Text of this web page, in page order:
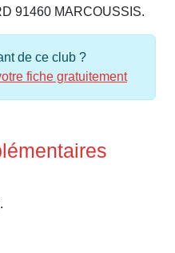
91460 MARCOUSSIS.
de ce club ?
fiche gratuitement